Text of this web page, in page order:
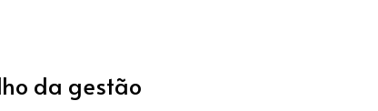
da gestão